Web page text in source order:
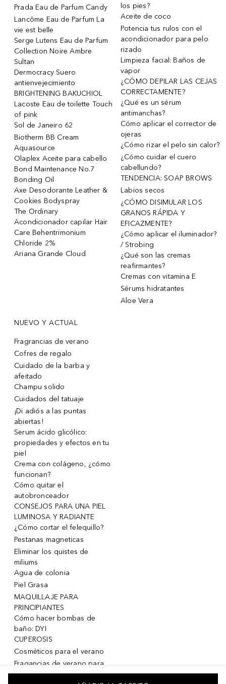
Prada Eau de Parfum Candy
Lancôme Eau de Parfum La
vie est belle
Serge Lutens Eau de Parfum
Collection Noire Ambre
Sultan
Dermocracy Suero
antienvejecimiento
BRIGHTENING BAKUCHIOL
Lacoste Eau de toilette Touch
of pink
Sol de Janeiro 62
Biotherm BB Cream
Aquasource
Olaplex Aceite para cabello
Bond Maintenance No.7
Bonding Oil
Axe Desodorante Leather &
Cookies Bodyspray
The Ordinary
Acondicionador capilar Hair
Care Behentrimonium
Chloride 2%
Ariana Grande Cloud
los pies?
Aceite de coco
Potencia tus rulos con el
acondicionador para pelo
rizado
Limpieza facial: Baños de
vapor
¿CÓMO DEPILAR LAS CEJAS
CORRECTAMENTE?
¿Qué es un sérum
antimanchas?
Cómo aplicar el corrector de
ojeras
¿Cómo rizar el pelo sin calor?
¿Cómo cuidar el cuero
cabellundo?
TENDENCIA: SOAP BROWS
Labios secos
¿CÓMO DISIMULAR LOS
GRANOS RÁPIDA Y
EFICAZMENTE?
¿Cómo aplicar el iluminador?
/ Strobing
¿Qué son las cremas
reafirmantes?
Cremas con vitamina E
Sérums hidratantes
Aloe Vera
NUEVO Y ACTUAL
Fragrancias de verano
Cofres de regalo
Cuidado de la barba y
afeitado
Champu solido
Cuidados del tatuaje
¡Di adiós a las puntas
abiertas!
Serum ácido glicólico:
propiedades y efectos en tu
piel
Crema con colágeno, ¿cómo
funcionan?
Cómo quitar el
autobronceador
CONSEJOS PARA UNA PIEL
LUMINOSA Y RADIANTE
¿Cómo cortar el felequillo?
Pestanas magneticas
Eliminar los quistes de
miliums
Agua de colonia
Piel Grasa
MAQUILLAJE PARA
PRINCIPIANTES
Cómo hacer bombas de
baño: DYI
CUPEROSIS
Cosméticos para el verano
Fragancias de verano para
mujeres